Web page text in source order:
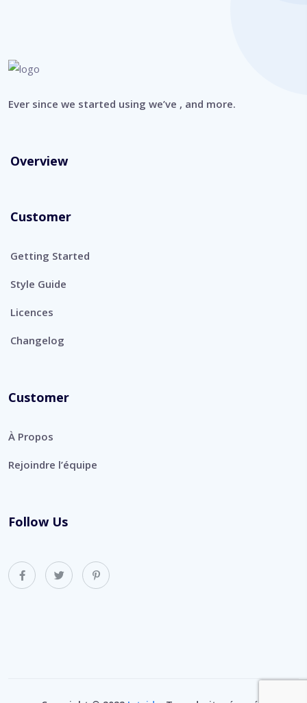
Ever since we started using we’ve , and more.
Overview
Customer
Getting Started
Style Guide
Licences
Changelog
Customer
À Propos
Rejoindre l’équipe
Follow Us